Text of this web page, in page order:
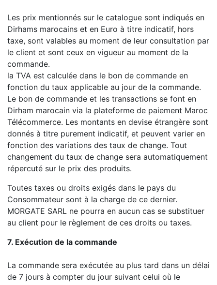
Les prix mentionnés sur le catalogue sont indiqués en
Dirhams marocains et en Euro à titre indicatif, hors
taxe, sont valables au moment de leur consultation par
le client et sont ceux en vigueur au moment de la
commande.
la TVA est calculée dans le bon de commande en
fonction du taux applicable au jour de la commande.
Le bon de commande et les transactions se font en
Dirham marocain via la plateforme de paiement Maroc
Télécommerce. Les montants en devise étrangère sont
donnés à titre purement indicatif, et peuvent varier en
fonction des variations des taux de change. Tout
changement du taux de change sera automatiquement
répercuté sur le prix des produits.
Toutes taxes ou droits exigés dans le pays du
Consommateur sont à la charge de ce dernier.
MORGATE SARL ne pourra en aucun cas se substituer
au client pour le règlement de ces droits ou taxes.
7. Exécution de la commande
La commande sera exécutée au plus tard dans un délai
de 7 jours à compter du jour suivant celui où le